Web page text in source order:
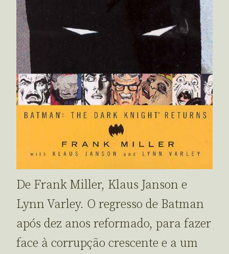
De Frank Miller, Klaus Janson e
Lynn Varley. O regresso de Batman
após dez anos reformado, para fazer
face à corrupção crescente e a um